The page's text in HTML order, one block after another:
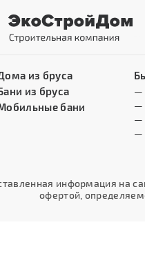
из бруса
из бруса
бани
—
—
—
—
информация на
офертой,